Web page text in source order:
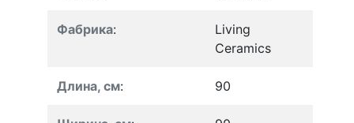
Фабрика:
Living
Ceramics
Длина, см: 90